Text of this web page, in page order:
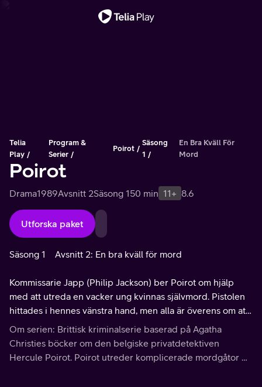
Telia
Play
Program &
Serier
Poirot
Säsong
1
En Bra Kväll För
Mord
Poirot
Drama1989Avsnitt 2Säsong 150 min 11+ 8.6
Utforska paket
Säsong 1 Avsnitt 2: En bra kväll för mord
Kommissarie Japp (Philip Jackson) ber Poirot om hjälp
med att utreda en vacker ung kvinnas självmord. Pistolen
hittades i hennes vänstra hand, men alla är överens om att
hon var högerhänt. Blev hon i själva verket mördad av en
ondskefull utpressare?
Om serien: Brittisk kriminalserie baserad på Agatha
Christies böcker om den belgiske privatdetektiven
Hercule Poirot. Poirot utreder komplicerade mordgåtor på